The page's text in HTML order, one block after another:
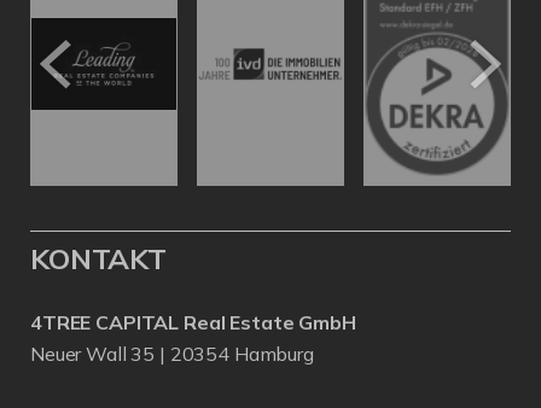
KONTAKT
4TREE CAPITAL Real Estate GmbH
Neuer Wall 35 | 20354 Hamburg